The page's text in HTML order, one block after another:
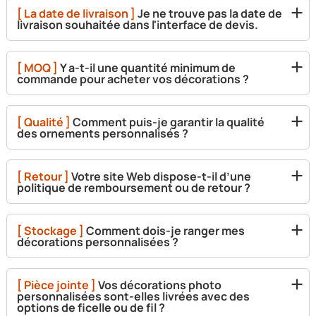
[ La date de livraison ] Je ne trouve pas la date de
livraison souhaitée dans l'interface de devis.
[ MOQ ] Y a-t-il une quantité minimum de
commande pour acheter vos décorations ?
[ Qualité ] Comment puis-je garantir la qualité
des ornements personnalisés ?
[ Retour ] Votre site Web dispose-t-il d’une
politique de remboursement ou de retour ?
[ Stockage ] Comment dois-je ranger mes
décorations personnalisées ?
[ Pièce jointe ] Vos décorations photo
personnalisées sont-elles livrées avec des
options de ficelle ou de fil ?